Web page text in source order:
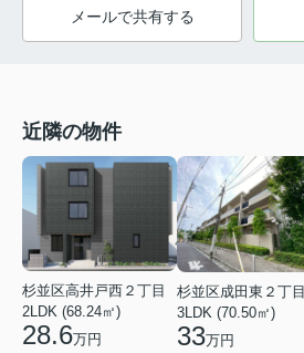
メールで共有する
近隣の物件
杉並区高井戸西２丁目
2LDK (68.24㎡)
28.6万円
杉並区成田東２丁目
3LDK (70.50㎡)
33万円